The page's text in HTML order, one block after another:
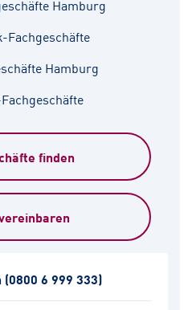
Hamburg
Fachgeschäfte
Hamburg
finden
(0800 6 999 333)